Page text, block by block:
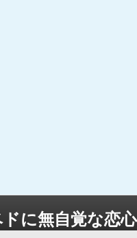
ドに無自覚な恋